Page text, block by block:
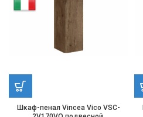
Шкаф-пенал Vincea Vico VSC-